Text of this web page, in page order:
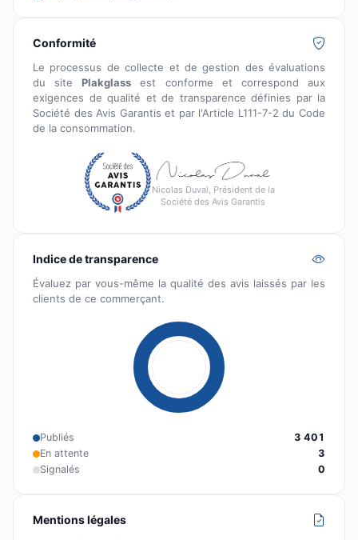
Conformité
Le processus de collecte et de gestion des évaluations
du sitePlakglass est conforme et correspond aux
exigences de qualité et de transparence définies par la
Société des Avis Garantis et par l'Article L111-7-2 du Code
de la consommation.
Nicolas Duval, Président de la
Société des Avis Garantis
Indice de transparence
Évaluez par vous-même la qualité des avis laissés par les
clients de ce commerçant.
Publiés
3 401
En attente
3
Signalés
0
Mentions légales